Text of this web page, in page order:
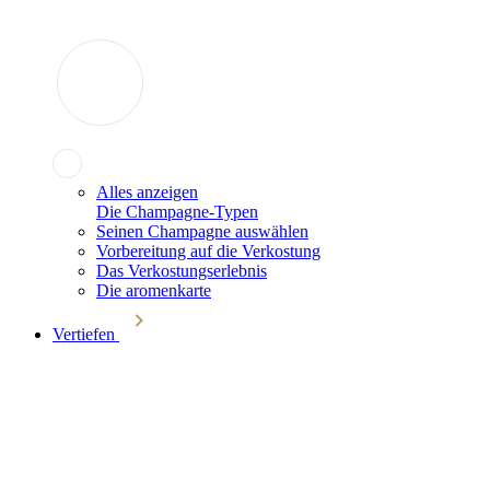
Alles anzeigen
Die Champagne-Typen
Seinen Champagne auswählen
Vorbereitung auf die Verkostung
Das Verkostungserlebnis
Die aromenkarte
Vertiefen